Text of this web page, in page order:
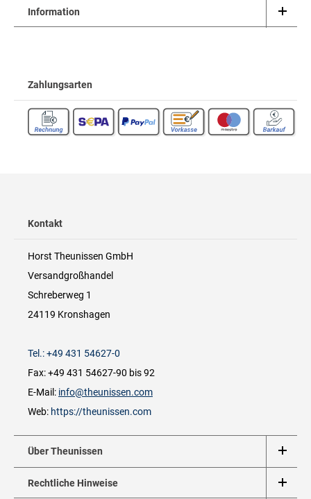
Information
Zahlungsarten
Kontakt
Horst Theunissen GmbH
Versandgroßhandel
Schreberweg 1
24119 Kronshagen
Tel.: +49 431 54627-0
Fax: +49 431 54627-90 bis 92
E-Mail: info@theunissen.com
Web: https://theunissen.com
Über Theunissen
Rechtliche Hinweise